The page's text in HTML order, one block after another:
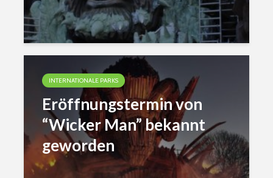
INTERNATIONALE PARKS
Eröffnungstermin von
“Wicker Man” bekannt
geworden